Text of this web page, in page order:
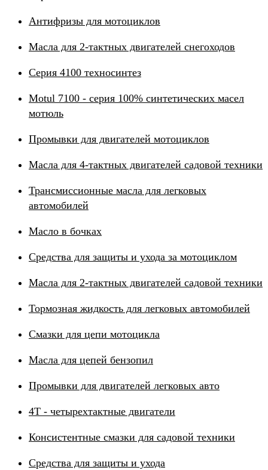
Антифризы для мотоциклов
Масла для 2-тактных двигателей снегоходов
Серия 4100 техносинтез
Motul 7100 - серия 100% синтетических масел
мотюль
Промывки для двигателей мотоциклов
Масла для 4-тактных двигателей садовой техники
Трансмиссионные масла для легковых
автомобилей
Масло в бочках
Средства для защиты и ухода за мотоциклом
Масла для 2-тактных двигателей садовой техники
Тормозная жидкость для легковых автомобилей
Смазки для цепи мотоцикла
Масла для цепей бензопил
Промывки для двигателей легковых авто
4Т - четырехтактные двигатели
Консистентные смазки для садовой техники
Средства для защиты и ухода